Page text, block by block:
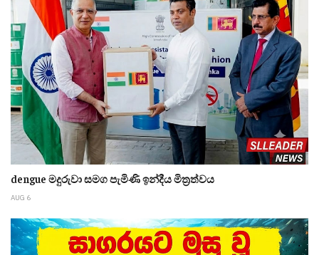
dengue මදුරුවා සමග පැමිණි ඉන්දීය මිත්‍රත්වය
AUG 6